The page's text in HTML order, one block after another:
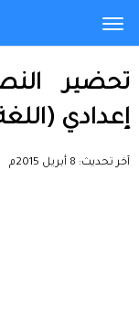
تحضير
إعدادي
آخر تحديث: 8 أبريل 2015م